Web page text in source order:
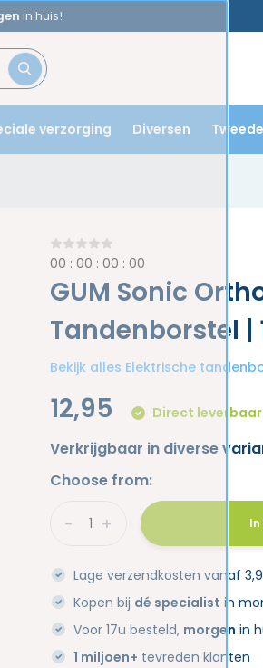
verzorging Diversen
00 :00 :00 :00
GUM Sonic
Tandenborstel |
Bekijk alles Elektrische
12,95 Direct leverbaar
Verkrijgbaar in diverse
Choose from:
+
-
Lage verzendkosten vanaf
Kopen bij dé specialist in
Voor 17u besteld, morgen in
1 miljoen+ tevreden klanten